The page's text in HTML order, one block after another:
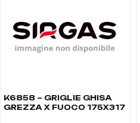
K6858 – GRIGLIE GHISA
GREZZA X FUOCO 175X317